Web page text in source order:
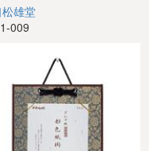
雄堂
009